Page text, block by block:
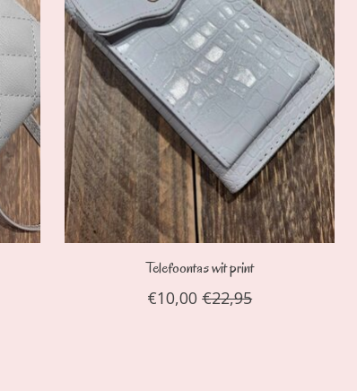
Telefoontas wit print
€10,00 €22,95